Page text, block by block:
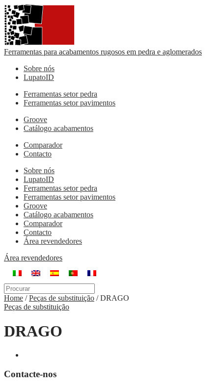
Ferramentas para acabamentos rugosos em pedra e aglomerados
Sobre nós
LupatoID
Ferramentas setor pedra
Ferramentas setor pavimentos
Groove
Catálogo acabamentos
Comparador
Contacto
Sobre nós
LupatoID
Ferramentas setor pedra
Ferramentas setor pavimentos
Groove
Catálogo acabamentos
Comparador
Contacto
Área revendedores
Área revendedores
Home /Peças de substituição /DRAGO
Peças de substituição
DRAGO
Contacte-nos